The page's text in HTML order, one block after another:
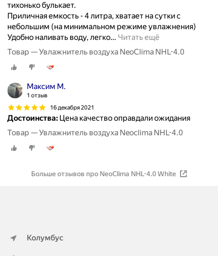
тихонько булькает.
Приличная емкость - 4 литра, хватает на сутки с
небольшим (на минимальном режиме увлажнения)
Удобно наливать воду, легко… Читать ещё
Товар — Увлажнитель воздуха NeoClima NHL-4.0
Максим М.
1 отзыв
16 декабря 2021
Достоинства: Цена качество оправдали ожидания
Товар — Увлажнитель воздуха Neoclima NHL-4.0
Больше отзывов про NeoClima NHL-4.0 White
Колумбус